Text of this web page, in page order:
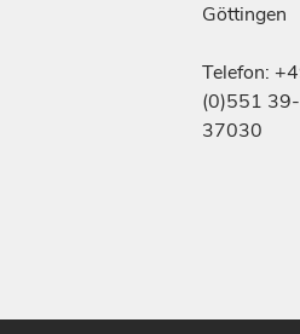
Göttingen
Telefon:
(0)551 39-
37030